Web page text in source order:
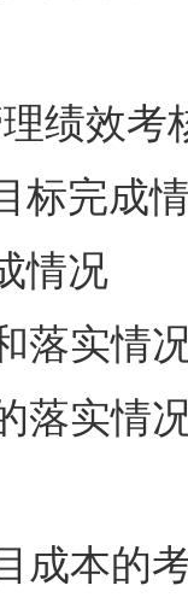
绩效
标完成
情况
落实情
落实情
成本的